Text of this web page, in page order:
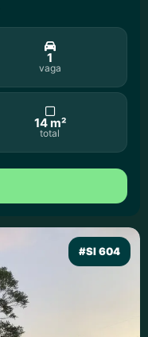
1
vaga
14 m²
total
#SI 604